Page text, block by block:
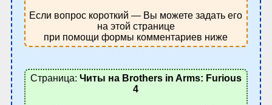
Если вопрос короткий — Вы можете задать его
на этой странице
при помощи формы комментариев ниже
Страница: Читы на Brothers in Arms: Furious
4